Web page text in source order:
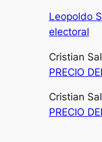
Leopoldo
electoral
Cristian
PRECIO
Cristian
PRECIO